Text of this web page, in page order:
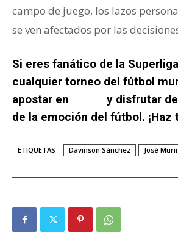
campo de juego, los lazos
se ven afectados por las
Si eres fanático de la
cualquier torneo del fútbol
apostar en
y disfrutar
de la emoción del fútbol. ¡Haz
ETIQUETAS Dávinson Sánchez José